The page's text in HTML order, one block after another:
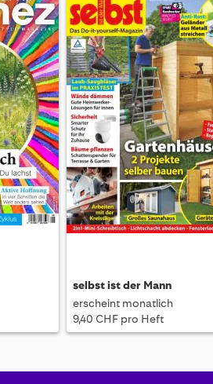
selbst ist der Mann
erscheint monatlich
9,40 CHF pro Heft